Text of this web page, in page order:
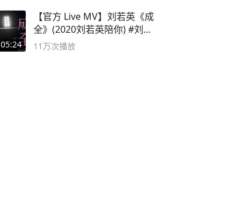
05:24
【官方 Live MV】刘若英《成
全》(2020刘若英陪你) #刘若
英 #成全
11万次播放